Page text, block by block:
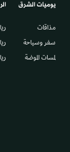
يوميات الشرق​
مذاقات
سفر وسياحة
لمسات الموضة